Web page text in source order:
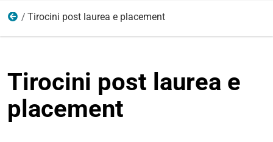
Dopo la laurea
Tirocini post laurea e placement
Tirocini post laurea e
placement